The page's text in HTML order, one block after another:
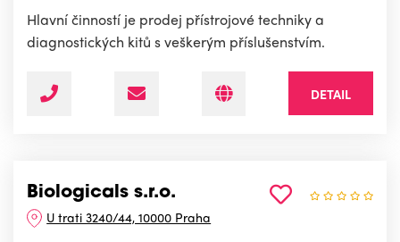
Hlavní činností je prodej přístrojové techniky a
diagnostických kitů s veškerým příslušenstvím.
DETAIL
Biologicals s.r.o.
U trati 3240/44, 10000 Praha